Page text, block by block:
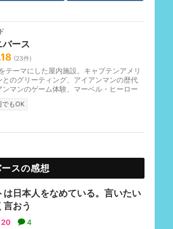
バース
(23件)
テーマにした屋内施設。キャプテンアメリ
とのグリーティング、アイアンマンの歴代
ンマンのゲーム体験、マーベル・ヒーロー
かき教室（...
でもOK
スの感想
は日本人をなめている。言いたい
言おう
20 4